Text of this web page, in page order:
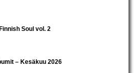
Soul vol. 2
– Kesäkuu 2026